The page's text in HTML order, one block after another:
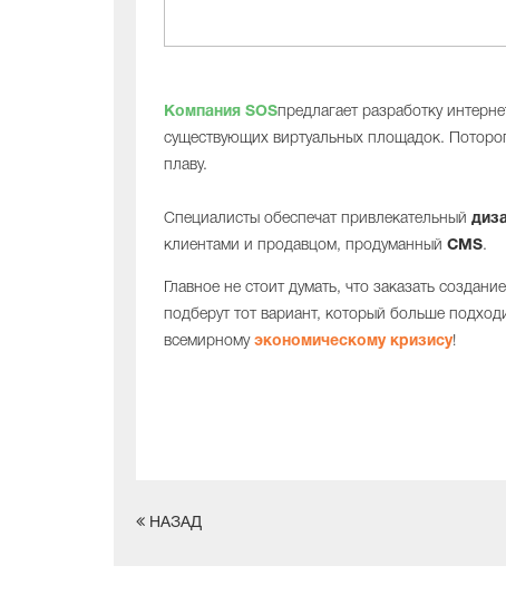
Компания SOSпредлагает разработку
существующих виртуальных площадок.
плаву.
Специалисты обеспечат привлекательный
клиентами и продавцом, продуманный CMS.
Главное не стоит думать, что заказать
подберут тот вариант, который больше
всемирному экономическому кризису!
НАЗАД